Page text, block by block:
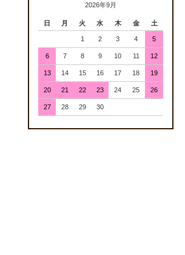
2026年9月
日 月 火 水 木 金 土
1 2 3 4 5
6 7 8 9 10 11 12
13 14 15 16 17 18 19
20 21 22 23 24 25 26
27 28 29 30